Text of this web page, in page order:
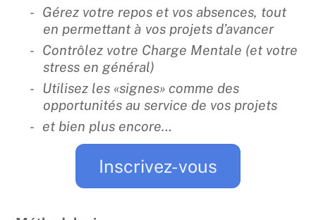
Gérez votre repos et vos absences, tout
en permettant à vos projets d’avancer
Contrôlez votre Charge Mentale (et votre
stress en général)
Utilisez les «signes» comme des
opportunités au service de vos projets
et bien plus encore…
Inscrivez-vous